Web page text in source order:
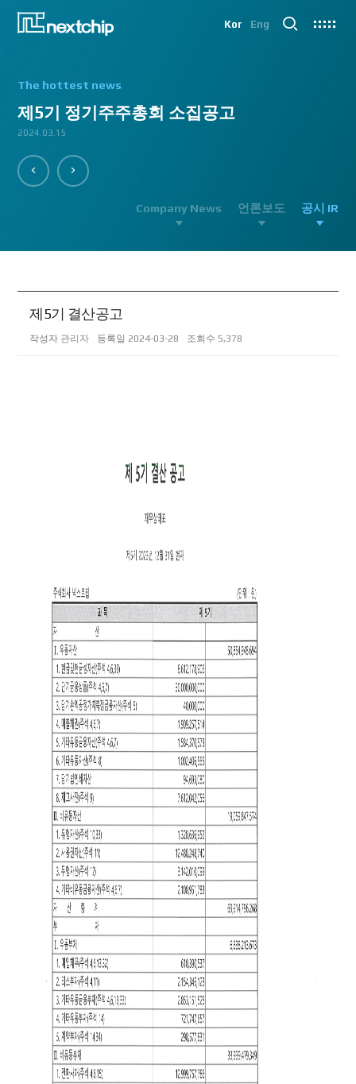
Kor Eng
The hottest news
제5기 정기주주총회 소집공고
2024.03.15
2023.06.13
Company News 언론보도 공시 IR
제5기 결산공고
작성자 관리자 등록일 2024-03-28 조회수 5,378